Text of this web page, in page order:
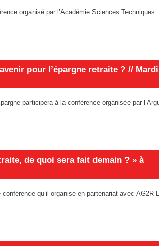
organisé par l’Académie Sciences Techniques
pour l’épargne retraite ? // Mardi
participera à la conférence organisée par
de quoi sera fait demain ? » à
qu’il organise en partenariat avec AG2R